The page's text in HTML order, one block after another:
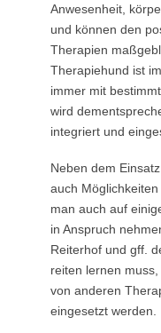
Anwesenheit,
und können den
Therapien
Therapiehund ist
immer mit
wird
integriert und
Neben dem
auch
man auch auf
in Anspruch
Reiterhof und gff.
reiten lernen
von anderen
eingesetzt werden.